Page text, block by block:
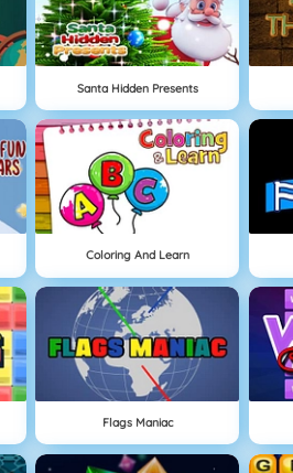
Santa Hidden Presents
Coloring And Learn
Flags Maniac